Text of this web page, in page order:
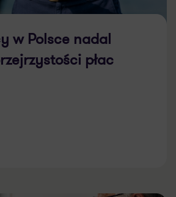
w Polsce nadal
płac